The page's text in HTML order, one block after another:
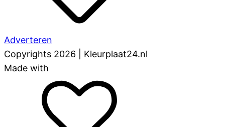
Adverteren
Copyrights 2026 | Kleurplaat24.nl
Made with